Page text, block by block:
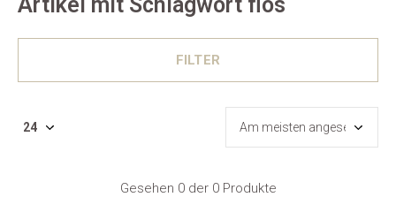
FILTER
Gesehen 0 der 0 Produkte